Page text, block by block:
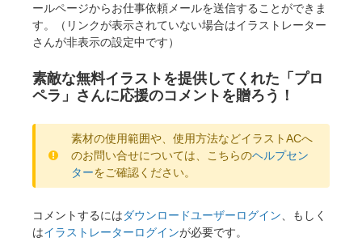
ールページからお仕事依頼メールを送信することができま
す。（リンクが表示されていない場合はイラストレーター
さんが非表示の設定中です）
素敵な無料イラストを提供してくれた「プロ
ペラ」さんに応援のコメントを贈ろう！
素材の使用範囲や、使用方法などイラストACへ
のお問い合せについては、こちらのヘルプセン
ターをご確認ください。
コメントするにはダウンロードユーザーログイン 、もしく
はイラストレーターログインが必要です。